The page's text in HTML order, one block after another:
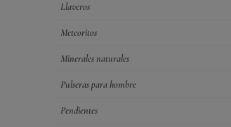
Llaveros
Meteoritos
Minerales naturales
Pulseras para hombre
Pendientes